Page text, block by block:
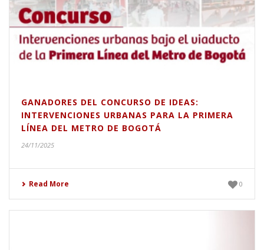
GANADORES DEL CONCURSO DE IDEAS:
INTERVENCIONES URBANAS PARA LA PRIMERA
LÍNEA DEL METRO DE BOGOTÁ
24/11/2025
Read More 0